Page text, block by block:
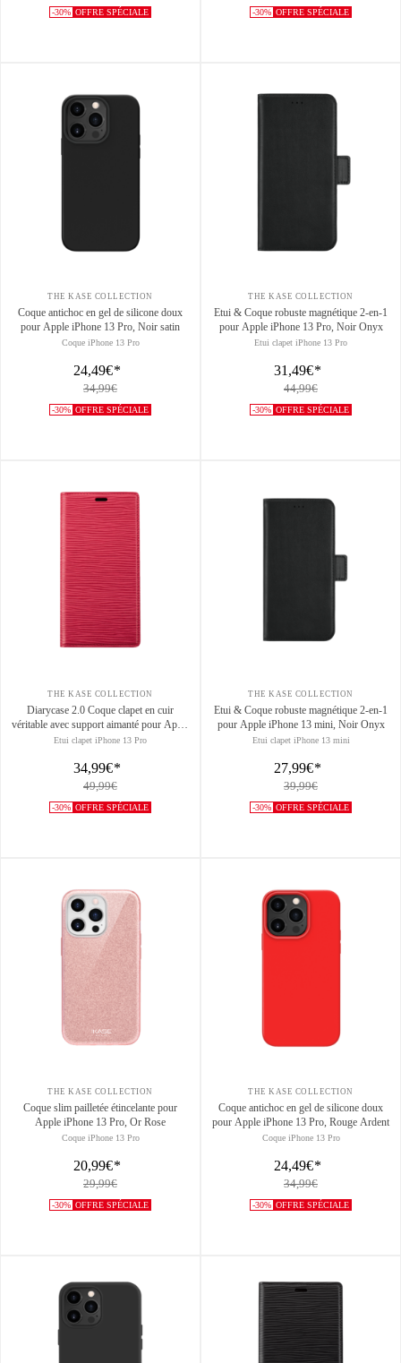
-30% OFFRE SPÉCIALE -30% OFFRE SPÉCIALE
THE KASE COLLECTION
Coque antichoc en gel de silicone doux
pour Apple iPhone 13 Pro, Noir satin
Coque iPhone 13 Pro
24,49€*
34,99€
-30% OFFRE SPÉCIALE
THE KASE COLLECTION
Etui & Coque robuste magnétique 2-en-1
pour Apple iPhone 13 Pro, Noir Onyx
Etui clapet iPhone 13 Pro
31,49€*
44,99€
-30% OFFRE SPÉCIALE
THE KASE COLLECTION
Diarycase 2.0 Coque clapet en cuir
véritable avec support aimanté pour Apple
iPhone 13 Pro, Rouge Bordeaux
Etui clapet iPhone 13 Pro
34,99€*
49,99€
-30% OFFRE SPÉCIALE
THE KASE COLLECTION
Etui & Coque robuste magnétique 2-en-1
pour Apple iPhone 13 mini, Noir Onyx
Etui clapet iPhone 13 mini
27,99€*
39,99€
-30% OFFRE SPÉCIALE
THE KASE COLLECTION
Coque slim pailletée étincelante pour
Apple iPhone 13 Pro, Or Rose
Coque iPhone 13 Pro
20,99€*
29,99€
-30% OFFRE SPÉCIALE
THE KASE COLLECTION
Coque antichoc en gel de silicone doux
pour Apple iPhone 13 Pro, Rouge Ardent
Coque iPhone 13 Pro
24,49€*
34,99€
-30% OFFRE SPÉCIALE